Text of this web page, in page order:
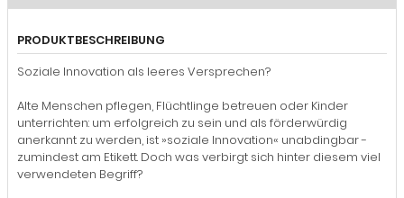
PRODUKTBESCHREIBUNG
Soziale Innovation als leeres Versprechen?
Alte Menschen pflegen, Flüchtlinge betreuen oder Kinder
unterrichten: um erfolgreich zu sein und als förderwürdig
anerkannt zu werden, ist »soziale Innovation« unabdingbar -
zumindest am Etikett. Doch was verbirgt sich hinter die­sem viel
verwendeten Begriff?